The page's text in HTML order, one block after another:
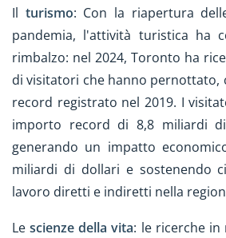
Il turismo: Con la riapertura
pandemia, l'attività turistica ha
rimbalzo: nel 2024, Toronto ha
di visitatori che hanno pernottato,
record registrato nel 2019. I
importo record di 8,8 miliardi
generando un impatto
miliardi di dollari e sostenendo
lavoro diretti e indiretti nella
Lescienze della vita: le ricerche in